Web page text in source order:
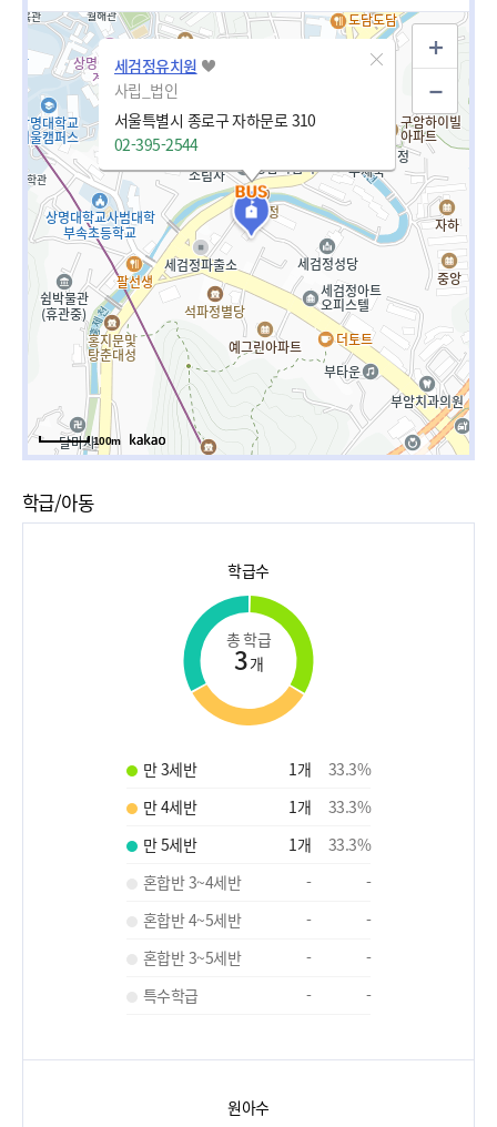
세검정유치원
사립_법인
서울특별시 종로구 자하문로 310
02-395-2544
100m
학급/아동
학급수
총 학급
3개
만 3세반 1개 33.3%
만 4세반
1개 33.3%
만 5세반
1개 33.3%
혼합반 3~4세반
-
-
혼합반 4~5세반
-
-
혼합반 3~5세반
-
-
특수학급
- -
원아수